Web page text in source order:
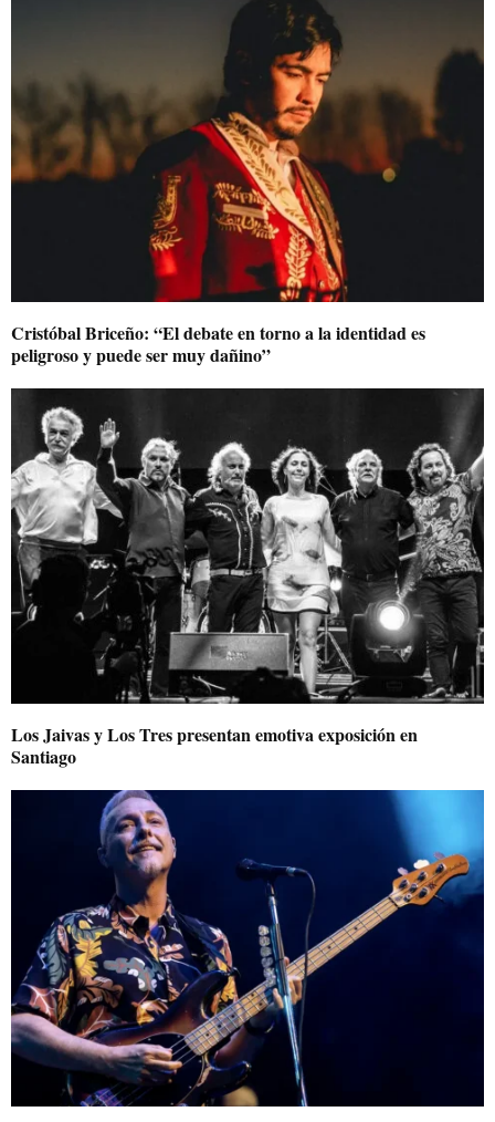
Cristóbal Briceño: “El debate en torno a la identidad es
peligroso y puede ser muy dañino”
Los Jaivas y Los Tres presentan emotiva exposición en
Santiago